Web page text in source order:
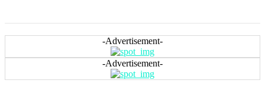
-Advertisement-
-Advertisement-